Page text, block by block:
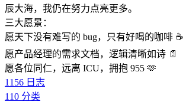
辰大海，我仍在努力点亮更多。
三大愿景：
愿天下没有难写的 bug，只有好喝的咖啡 ☕️
愿产品经理的需求文档，逻辑清晰如诗 📄
愿各位同仁，远离 ICU，拥抱 955 🫶
1156 日志
110 分类